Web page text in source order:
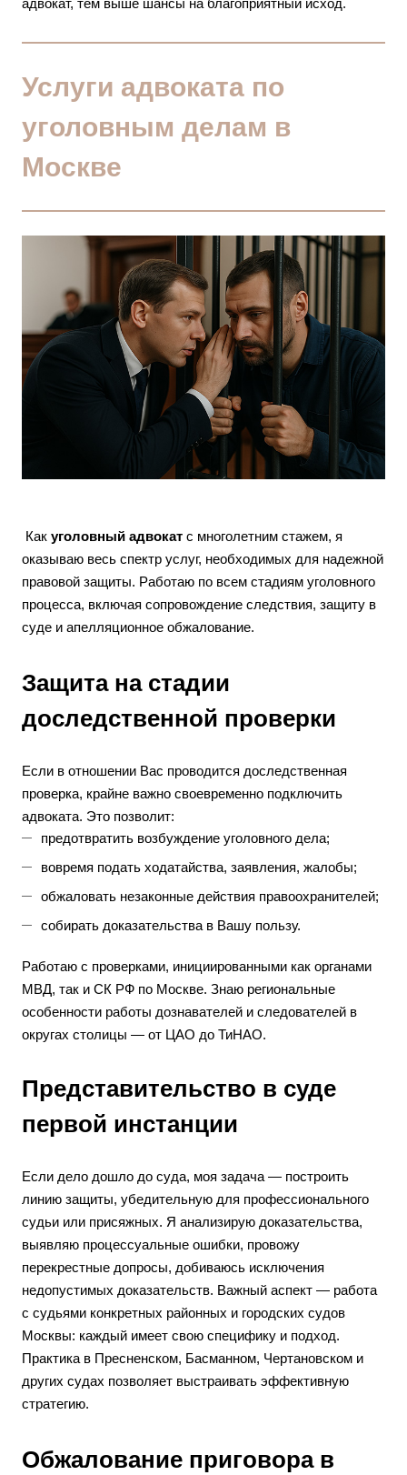
Услуги адвоката по
уголовным делам в
Москве
Как уголовный адвокат с многолетним стажем, я
оказываю весь спектр услуг, необходимых для надежной
правовой защиты. Работаю по всем стадиям уголовного
процесса, включая сопровождение следствия, защиту в
суде и апелляционное обжалование.
Защита на стадии
доследственной проверки
Если в отношении Вас проводится доследственная
проверка, крайне важно своевременно подключить
адвоката. Это позволит:
предотвратить возбуждение уголовного дела;
вовремя подать ходатайства, заявления, жалобы;
обжаловать незаконные действия правоохранителей;
собирать доказательства в Вашу пользу.
Работаю с проверками, инициированными как органами
МВД, так и СК РФ по Москве. Знаю региональные
особенности работы дознавателей и следователей в
округах столицы — от ЦАО до ТиНАО.
Представительство в суде
первой инстанции
Если дело дошло до суда, моя задача — построить
линию защиты, убедительную для профессионального
судьи или присяжных. Я анализирую доказательства,
выявляю процессуальные ошибки, провожу
перекрестные допросы, добиваюсь исключения
недопустимых доказательств. Важный аспект — работа
с судьями конкретных районных и городских судов
Москвы: каждый имеет свою специфику и подход.
Практика в Пресненском, Басманном, Чертановском и
других судах позволяет выстраивать эффективную
стратегию.
Обжалование приговора в